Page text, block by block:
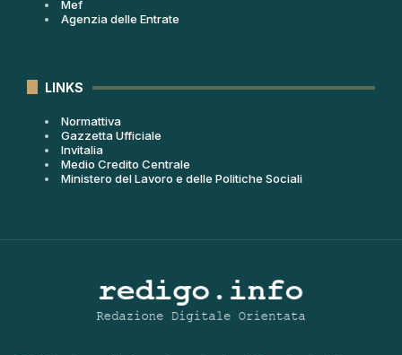
Mef
Agenzia delle Entrate
LINKS
Normattiva
Gazzetta Ufficiale
Invitalia
Medio Credito Centrale
Ministero del Lavoro e delle Politiche Sociali